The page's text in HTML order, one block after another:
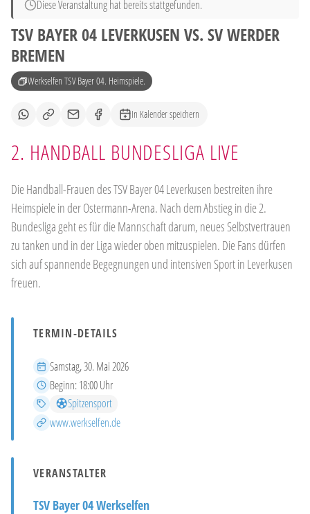
Diese Veranstaltung hat bereits stattgefunden.
TSV BAYER 04 LEVERKUSEN VS. SV WERDER
BREMEN
Werkselfen TSV Bayer 04. Heimspiele.
In Kalender speichern
2. HANDBALL BUNDESLIGA LIVE
Die Handball-Frauen des TSV Bayer 04 Leverkusen bestreiten ihre
Heimspiele in der Ostermann-Arena. Nach dem Abstieg in die 2.
Bundesliga geht es für die Mannschaft darum, neues Selbstvertrauen
zu tanken und in der Liga wieder oben mitzuspielen. Die Fans dürfen
sich auf spannende Begegnungen und intensiven Sport in Leverkusen
freuen.
TERMIN-DETAILS
Datum
Samstag, 30. Mai 2026
Beginn
Beginn:18:00 Uhr
Kategorien
Spitzensport
Mehr Infos
www.werkselfen.de
VERANSTALTER
TSV Bayer 04 Werkselfen